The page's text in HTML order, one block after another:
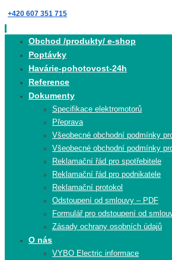
Skip
to
content
+420 607 351 715
Obchod /produkty/ e-shop
Poptávky
Havárie-pohotovost-24h
Reference
Dokumenty
Specifikace elektromotorů
Přeprava
Všeobecné obchodní podmínky
Všeobecné obchodní podmínky
Reklamační řád pro spotřebitele
Reklamační řád pro podnikatele
Reklamační protokol
Odstoupení od smlouvy – PDF
Formulář pro odstoupení od
Zásady ochrany osobních údajů
O nás
VYBO Electric informace